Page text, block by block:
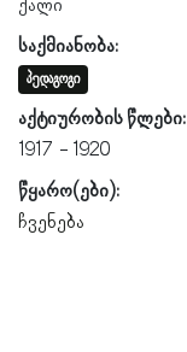
ქალი
საქმიანობა:
პედაგოგი
აქტიურობის წლები:
1917
1920
წყარო(ები):
ჩვენება